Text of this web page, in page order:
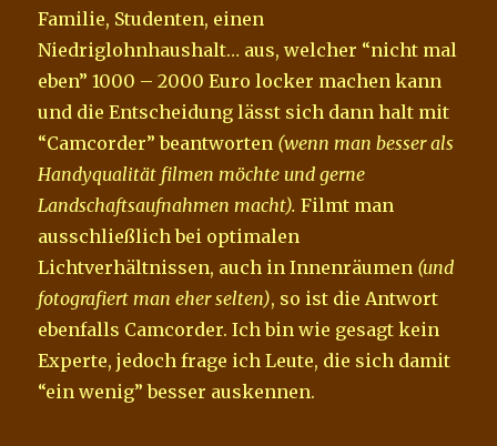
Familie, Studenten, einen
Niedriglohnhaushalt… aus, welcher “nicht mal
eben” 1000 – 2000 Euro locker machen kann
und die Entscheidung lässt sich dann halt mit
“Camcorder” beantworten (wenn man besser als
Handyqualität filmen möchte und gerne
Landschaftsaufnahmen macht). Filmt man
ausschließlich bei optimalen
Lichtverhältnissen, auch in Innenräumen (und
fotografiert man eher selten), so ist die Antwort
ebenfalls Camcorder. Ich bin wie gesagt kein
Experte, jedoch frage ich Leute, die sich damit
“ein wenig” besser auskennen.